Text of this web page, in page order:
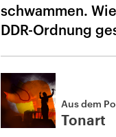
schwammen.
DDR-Ordnung
Aus dem
Tonart